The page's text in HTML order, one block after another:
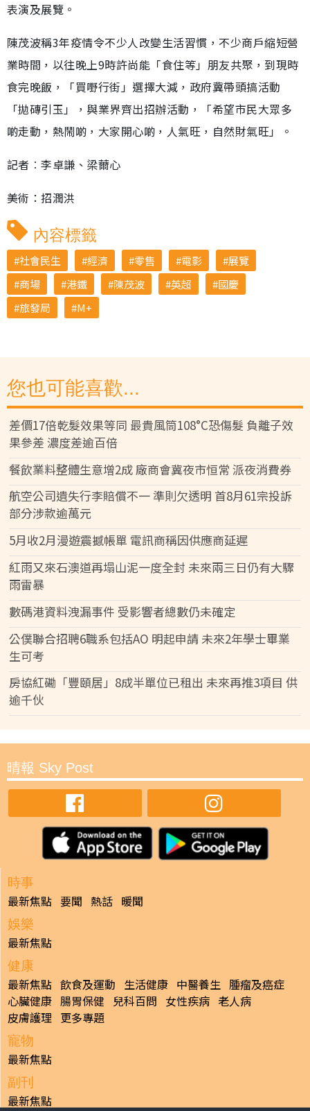
表演及展覽。
陳茂波稱3年疫情令不少人改變生活習慣，不少商戶縮短營
業時間，以往晚上9時許尚能「食住等」朋友共聚，到現時
食完晚飯，「買嘢行街」選擇大減，政府冀帶頭搞活動
「拋磚引玉」，與業界齊出招辦活動，「希望市民大眾多
啲走動，熱鬧啲，大家開心啲，人氣旺，自然財氣旺」。
記者︰李卓謙、梁薾心
美術：招潤洪
內容標籤
社會民生 經濟 零售 電影
展覽
商場
港鐵 陳茂波 英超
國慶
旅發局
M+
您也可能喜歡...
差價17倍乾髮效果等同 最貴風筒108°C恐傷髮 負離子效
果參差 濃度差逾百倍
餐飲業料整體生意增2成 廠商會冀夜市恒常 派夜消費券
航空公司遺失行李賠償不一 準則欠透明 首8月61宗投訴
部分涉款逾萬元
5月收2月漫遊震撼帳單 電訊商稱因供應商延遲
紅雨又來石澳道再塌山泥一度全封 未來兩三日仍有大驟
雨雷暴
數碼港資料洩漏事件 受影響者總數仍未確定
公僕聯合招聘6職系包括AO 明起申請 未來2年學士畢業
生可考
房協紅磡「豐頤居」8成半單位已租出 未來再推3項目 供
逾千伙
晴報 Sky Post
時事
最新焦點 要聞 熱話 暖聞
娛樂
最新焦點
健康
最新焦點 飲食及運動 生活健康 中醫養生 腫瘤及癌症
心臟健康 腸胃保健 兒科百問 女性疾病 老人病
皮膚護理 更多專題
寵物
最新焦點
副刊
最新焦點